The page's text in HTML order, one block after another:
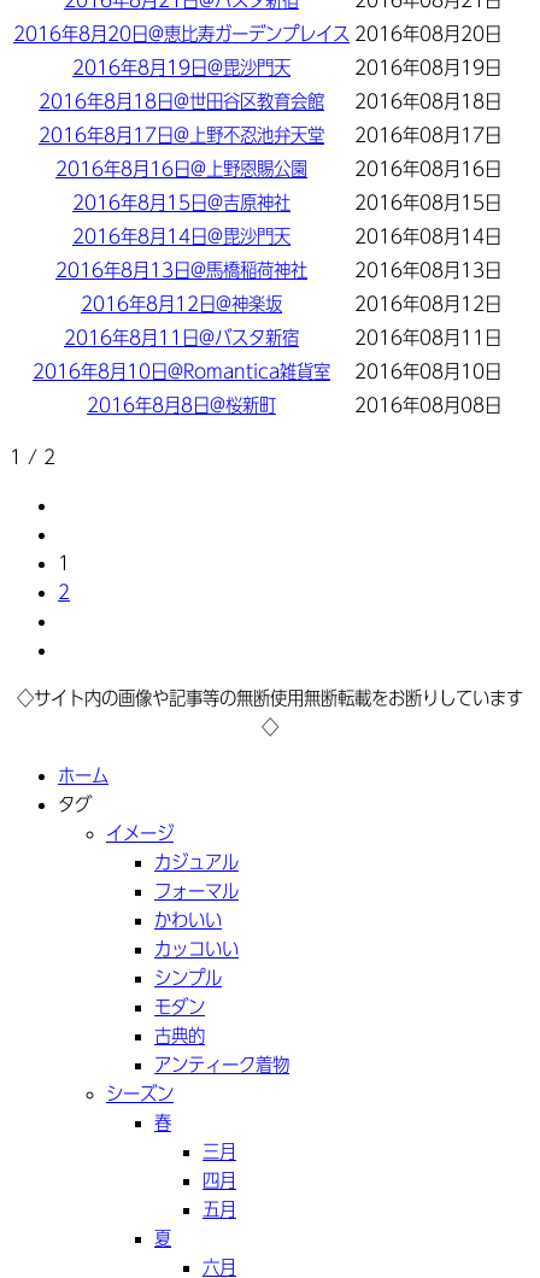
2016年8月20日@恵比寿ガーデンプレイス 2016年08月20日
2016年8月19日@毘沙門天
2016年08月19日
2016年8月18日@世田谷区教育会館
2016年08月18日
2016年8月17日@上野不忍池弁天堂
2016年08月17日
2016年8月16日@上野恩賜公園
2016年08月16日
2016年8月15日@吉原神社
2016年08月15日
2016年8月14日@毘沙門天
2016年08月14日
2016年8月13日@馬橋稲荷神社
2016年08月13日
2016年8月12日@神楽坂
2016年08月12日
2016年8月11日@バスタ新宿
2016年08月11日
2016年8月10日@Romantica雑貨室
2016年08月10日
2016年8月8日@桜新町
2016年08月08日
1 / 2
1
2
◇サイト内の画像や記事等の無断使用無断転載をお断りしています
◇
ホーム
タグ
イメージ
カジュアル
フォーマル
かわいい
カッコいい
シンプル
モダン
古典的
アンティーク着物
シーズン
春
三月
四月
五月
夏
六月